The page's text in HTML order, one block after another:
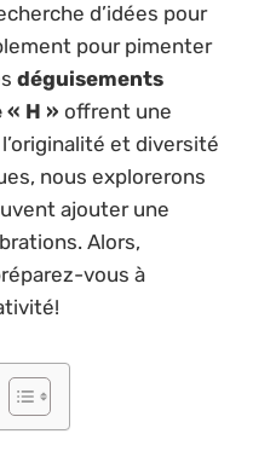
d’idées pour
pour pimenter
déguisements
H » offrent une
et diversité
nous explorerons
ajouter une
Alors,
vous à